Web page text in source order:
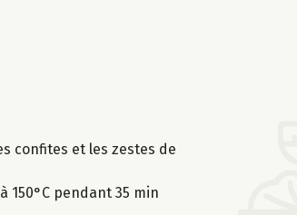
confites et les zestes de
pendant 35 min